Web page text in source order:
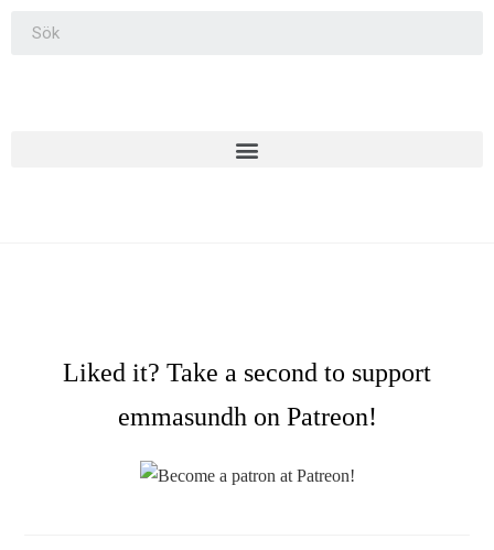
Liked it? Take a second to support
emmasundh on Patreon!